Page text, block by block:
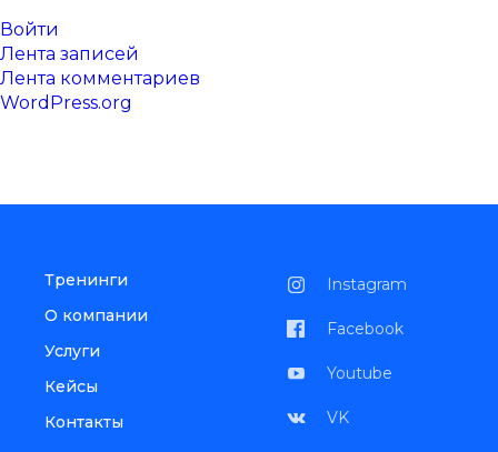
Войти
Лента записей
Лента комментариев
WordPress.org
Тренинги
О компании
Услуги
Кейсы
Контакты
Instagram
Facebook
Youtube
VK